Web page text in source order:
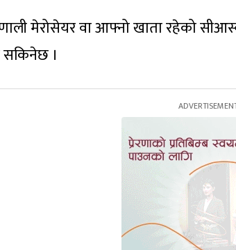
मेरोसेयर वा आफ्नो खाता रहेको
।